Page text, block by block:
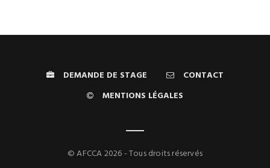
DEMANDE DE STAGE
CONTACT
MENTIONS LÉGALES
© AFCCA 2026 - Tous droits réservés